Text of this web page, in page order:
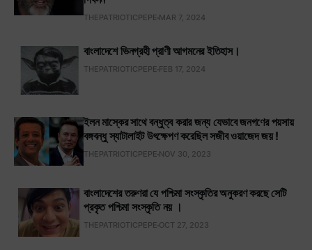
THEPATRIOTICPEPE MAR 7, 2024
বাংলাদেশে ভিনগ্রহী প্রাণী আগমনের ইতিহাস।
THEPATRIOTICPEPE FEB 17, 2024
ইলন মাস্কের সাথে বন্ধুত্ব করার জন্য যেভাবে জনগণের পয়সায়
বঙ্গবন্ধু স্যাটালাইট উৎক্ষেপণ করেছিল সজীব ওয়াজেদ জয় !
THEPATRIOTICPEPE NOV 30, 2023
বাংলাদেশের তরুণরা যে পশ্চিমা সংস্কৃতির অনুকরণ করছে সেটি
প্রকৃত পশ্চিমা সংস্কৃতি নয় ।
THEPATRIOTICPEPE OCT 27, 2023